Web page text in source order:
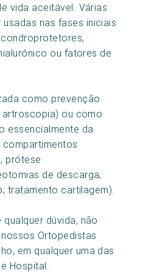
vida aceitável. Várias
nas fases iniciais
ou fatores de
como prevenção
artroscopia) ou como
essencialmente da
prótese
de descarga;
tratamento cartilagem).
dúvida, não
Ortopedistas
em qualquer uma das
Hospital.